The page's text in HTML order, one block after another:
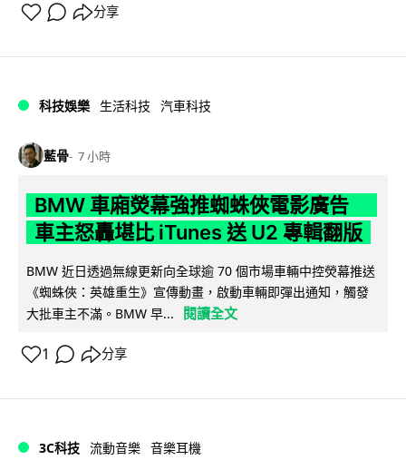
分享
科技娛樂 生活科技 汽車科技
藍骨 7 小時
BMW 車廂熒幕強推蜘蛛俠電影廣告
車主怒轟堪比 iTunes 送 U2 專輯翻版
BMW 近日透過無線更新向全球逾 70 個市場車輛中控熒幕推送
《蜘蛛俠：英雄重生》宣傳動畫，啟動車輛即彈出通知，觸發
大批車主不滿。BMW 早...
閱讀全文
1 分享
3C科技 流動音樂 音樂耳機